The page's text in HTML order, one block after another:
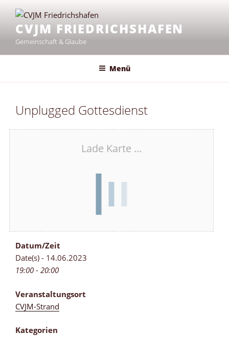
Inhalt
springenCVJM FRIEDRICHSHAFEN
Gemeinschaft & Glaube
Menü
Unplugged Gottesdienst
Lade Karte ...
Datum/Zeit
Date(s) - 14.06.2023
19:00 - 20:00
Veranstaltungsort
CVJM-Strand
Kategorien